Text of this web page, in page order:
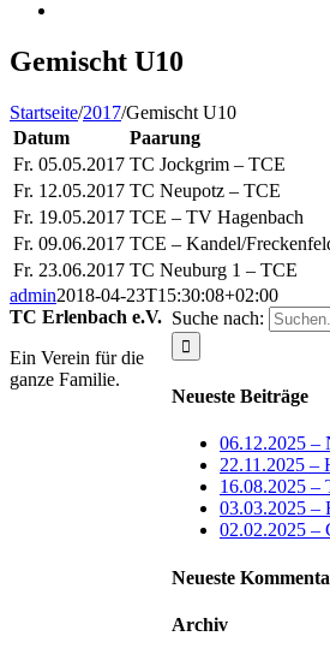
Gemischt U10
Startseite/2017/Gemischt U10
Datum
Paarung
Fr. 05.05.2017 TC Jockgrim – TCE
Fr. 12.05.2017 TC Neupotz – TCE
Fr. 19.05.2017 TCE – TV Hagenbach
Fr. 09.06.2017 TCE – Kandel/
Fr. 23.06.2017 TC Neuburg 1 – TCE
admin2018-04-23T15:30:08+02:00
Suche nach:
Neueste Beiträge
06.12.2025 –
22.11.2025 –
16.08.2025 –
03.03.2025 –
02.02.2025 –
Neueste
Archiv
TC Erlenbach e.V.
Ein Verein für die
ganze Familie.